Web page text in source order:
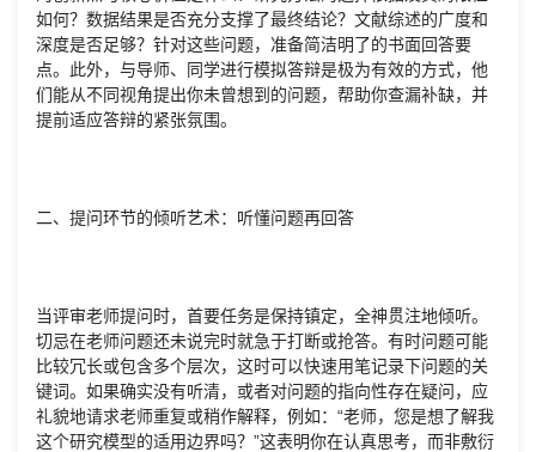
如何？数据结果是否充分支撑了最终结论？文献综述的广度和
深度是否足够？针对这些问题，准备简洁明了的书面回答要
点。此外，与导师、同学进行模拟答辩是极为有效的方式，他
们能从不同视角提出你未曾想到的问题，帮助你查漏补缺，并
提前适应答辩的紧张氛围。
二、提问环节的倾听艺术：听懂问题再回答
当评审老师提问时，首要任务是保持镇定，全神贯注地倾听。
切忌在老师问题还未说完时就急于打断或抢答。有时问题可能
比较冗长或包含多个层次，这时可以快速用笔记录下问题的关
键词。如果确实没有听清，或者对问题的指向性存在疑问，应
礼貌地请求老师重复或稍作解释，例如：“老师，您是想了解我
这个研究模型的适用边界吗？”这表明你在认真思考，而非敷衍